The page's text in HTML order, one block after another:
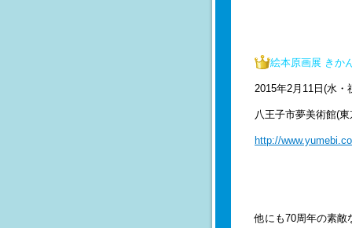
絵本原画展 きか
2015年2月11日(水
八王子市夢美術館(
http://
他にも70周年の素敵